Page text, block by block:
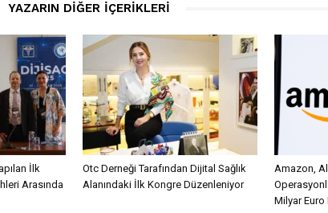
YAZARIN DIĞER İÇERIKLERI
İlk
Arasında
Otc Derneği Tarafından Dijital Sağlık
Alanındaki İlk Kongre Düzenleniyor
Amazon,
Milyar